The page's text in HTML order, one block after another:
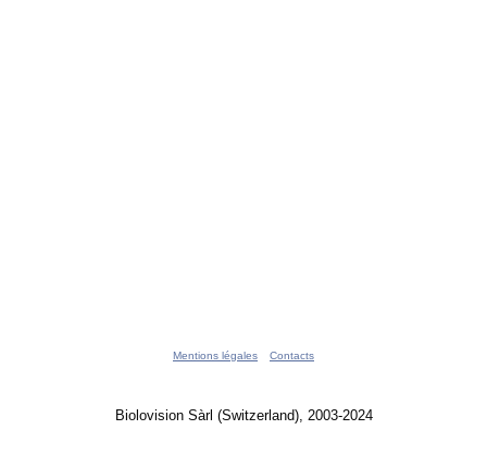
Mentions légales Contacts
Biolovision Sàrl (Switzerland), 2003-2024